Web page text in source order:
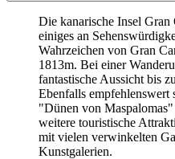
Die kanarische Insel Gran
einiges an
Wahrzeichen von Gran
1813m. Bei einer
fantastische Aussicht bis
Ebenfalls empfehlenswert
"Dünen von
weitere touristische
mit vielen verwinkelten
Kunstgalerien.